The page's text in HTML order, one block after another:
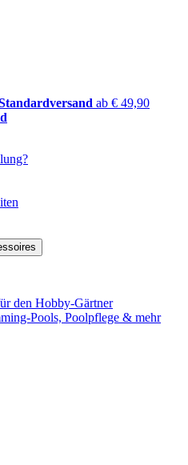
ab € 49,90
den Hobby-Gärtner
Pools, Poolpflege & mehr